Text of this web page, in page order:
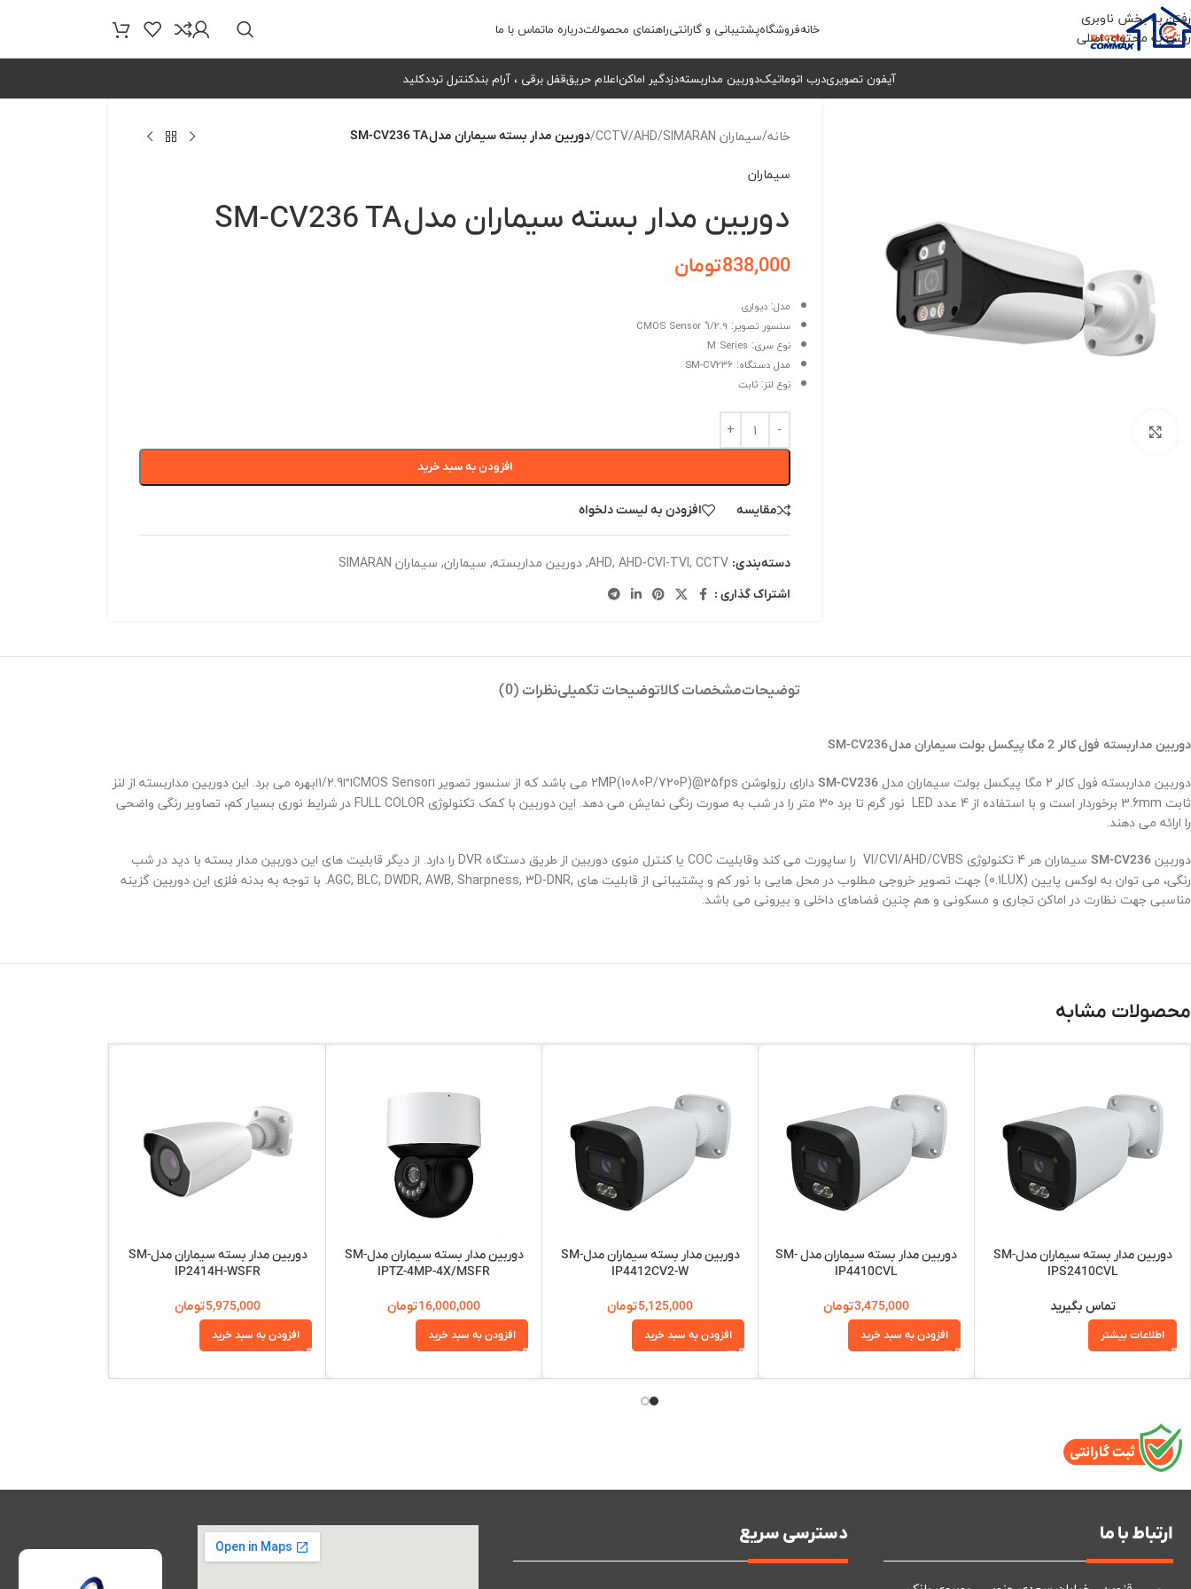
رفتن به بخش ناوبری
رفتن به محتوای اصلی
خانهفروشگاهپشتیبانی و گارانتیراهنمای محصولاتدرباره ماتماس با ما
آیفون تصویریدرب اتوماتیکدوربین مداربستهدزدگیر اماکناعلام حریققفل برقی ، آرام بندکنترل ترددکلید
خانه/سیماران SIMARAN /
AHD
/
CCTV
/دوربین مدار بسته سیماران مدل SM-CV236 TA
سیماران
دوربین مدار بسته سیماران مدل SM-CV236 TA
838,000تومان
مدل: دیواری
سنسور تصویر:
1/2.9″ CMOS Sensor
نوع سری:
M Series
مدل دستگاه:
SM-CV236
نوع لنز: ثابت
افزودن به سبد خرید
مقایسه افزودن به لیست دلخواه
دسته‌بندی: AHD, AHD-CVI-TVI, CCTV
,دوربین مداربسته, سیماران, سیماران SIMARAN
اشتراک گذاری :
توضیحاتمشخصات کالاتوضیحات تکمیلینظرات (0)
دوربین مداربسته فول کالر 2 مگا پیکسل بولت سیماران مدل SM-CV236
دوربین مداربسته فول کالر 2 مگا پیکسل بولت سیماران مدل SM-CV236 دارای رزولوشن 2MP(1080P/720P)@25fps می باشد که از سنسور تصویر ا CMOS Sensorا”ا1/2.9ابهره می برد. این دوربین مداربسته از لنز
ثابت 3.6mm برخوردار است و با استفاده از 4 عدد
LED نور گرم تا برد 30 متر را در شب به صورت رنگی نمایش می دهد. این دوربین با کمک تکنولوژی FULL COLORدر شرایط نوری بسیار کم، تصاویر رنگی واضحی
را ارائه می دهند.
دوربین SM-CV236 سیماران هر 4 تکنولوژی VI/CVI/AHD/CVBS را ساپورت می کند وقابلیت COC یا کنترل منوی دوربین از طریق دستگاه DVR را دارد. از دیگر قابلیت های این دوربین مدار بسته با دید در شب
رنگی، می توان به لوکس پایین (0.1LUX) جهت تصویر خروجی مطلوب در محل هایی با نور کم و پشتیبانی از قابلیت های AGC, BLC, DWDR, AWB, Sharpness, 3D-DNR,
. با توجه به بدنه فلزی این دوربین گزینه
مناسبی جهت نظارت در اماکن تجاری و مسکونی و هم چنین فضاهای داخلی و بیرونی می باشد.
محصولات مشابه
دوربین مدار بسته سیماران مدلSM-
IPS2410CVL
تماس بگیرید
اطلاعات بیشتر
دوربین مدار بسته سیماران مدل SM-
IP4410CVL
3,475,000تومان
افزودن به سبد خرید
دوربین مدار بسته سیماران مدلSM-
IP4412CV2-W
5,125,000تومان
افزودن به سبد خرید
دوربین مدار بسته سیماران مدلSM-
IPTZ-4MP-4X/MSFR
16,000,000تومان
افزودن به سبد خرید
دوربین مدار بسته سیماران مدلSM-
IP2414H-WSFR
5,975,000تومان
افزودن به سبد خرید
ارتباط با ما دسترسی سریع